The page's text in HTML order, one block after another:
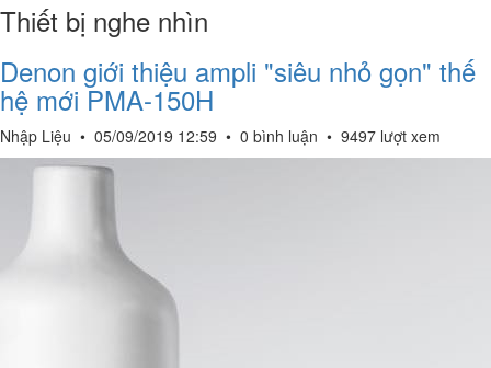
Thiết bị nghe nhìn
Denon giới thiệu ampli "siêu nhỏ gọn" thế
hệ mới PMA-150H
Nhập Liệu • 05/09/2019 12:59 • 0 bình luận • 9497 lượt xem